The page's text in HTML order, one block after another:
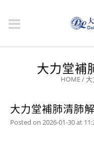
大力堂補
HOME/大
大力堂補肺清肺
Posted on 2026-01-30 at